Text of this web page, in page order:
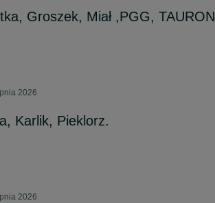
Groszek, Miał ,PGG, TAURON
2026
Karlik, Pieklorz.
2026